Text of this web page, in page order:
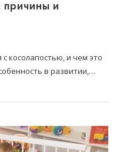
причины и
косолапостью, и чем это
в развитии,…